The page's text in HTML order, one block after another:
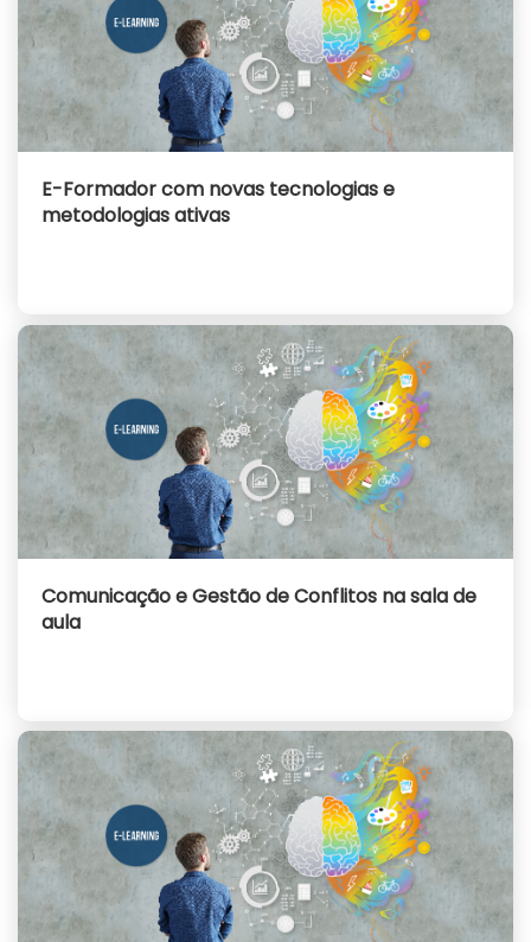
E-Formador com novas tecnologias e
metodologias ativas
Comunicação e Gestão de Conflitos na sala de
aula